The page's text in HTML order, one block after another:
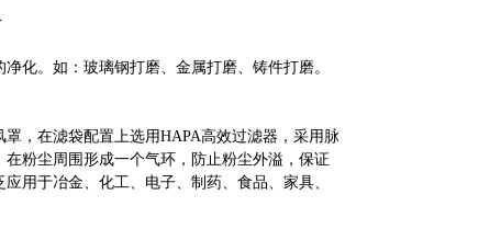
。如：玻璃钢打磨、金属打磨、铸件打磨。
，在滤袋配置上选用HAPA高效过滤器，采用脉
粉尘周围形成一个气环，防止粉尘外溢，保证
用于冶金、化工、电子、制药、食品、家具、